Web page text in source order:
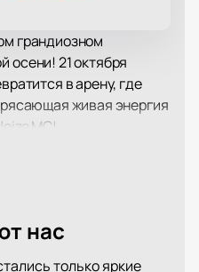
грандиозном
осени! 21 октября
в арену, где
живая энергия
MC!
музыкальному
потрясающим
нас
только яркие